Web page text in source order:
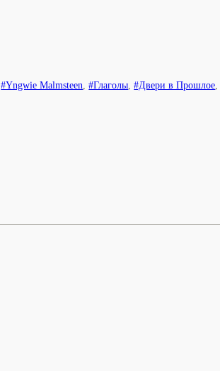
,#Yngwie Malmsteen ,#Глаголы ,#Двери в Прошлое